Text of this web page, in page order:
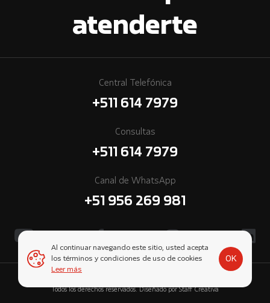
atenderte
Central Telefónica
+511 614 7979
Consultas
+511 614 7979
Canal de WhatsApp
+51 956 269 981
Todos los derechos reservados. Diseñado por Staff Creativa
Al continuar navegando este sitio, usted acepta
los términos y condiciones de uso de cookies
Leer más
OK